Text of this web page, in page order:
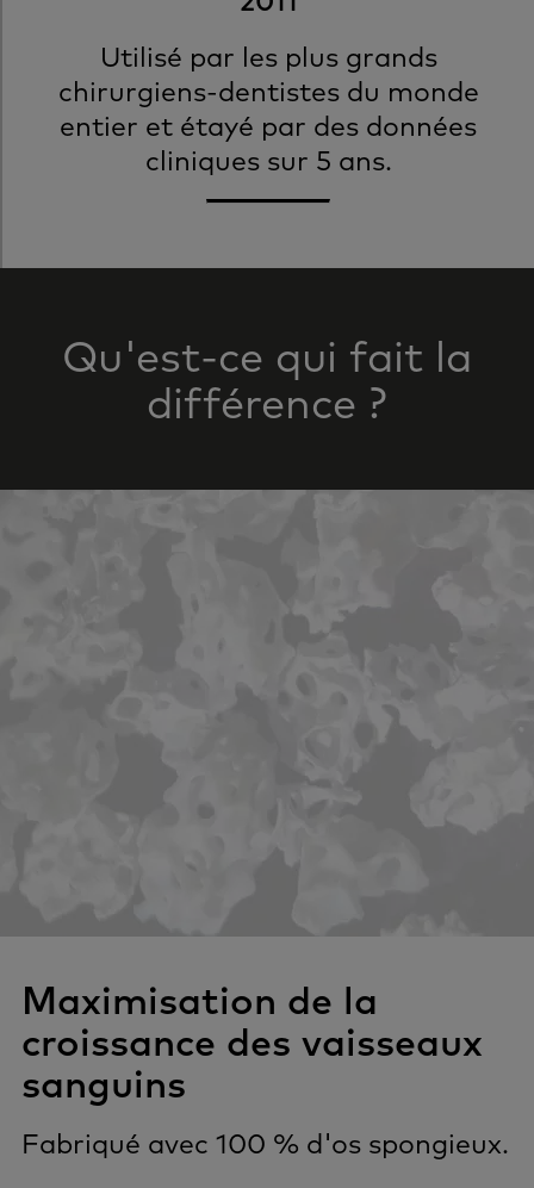
Utilisé par les plus grands
chirurgiens-dentistes du monde
entier et étayé par des données
cliniques sur 5 ans.
Qu'est-ce qui fait la
différence ?
Maximisation de la
croissance des vaisseaux
sanguins
Fabriqué avec 100 % d'os spongieux.